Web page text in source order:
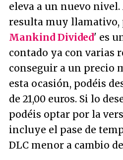
eleva a un nuevo nivel.
resulta muy llamativo,
Mankind Divided' es
contado ya con varias
conseguir a un precio
esta ocasión, podéis
de 21,00 euros. Si lo
podéis optar por la
incluye el pase de
DLC menor a cambio